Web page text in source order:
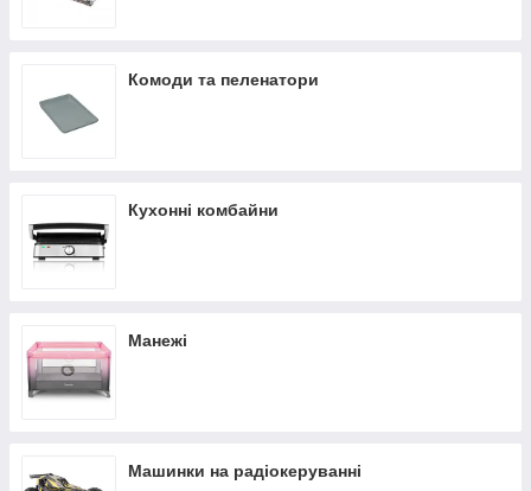
Комоди та пеленатори
Кухонні комбайни
Манежі
Машинки на радіокеруванні